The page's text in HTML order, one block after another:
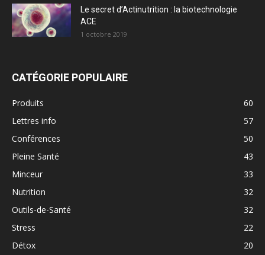
Le secret d’Actinutrition : la biotechnologie
ACE
1 octobre 2019
CATÉGORIE POPULAIRE
Produits
60
Lettres info
57
Conférences
50
Pleine Santé
43
Minceur
33
Nutrition
32
Outils-de-Santé
32
Stress
22
Détox
20